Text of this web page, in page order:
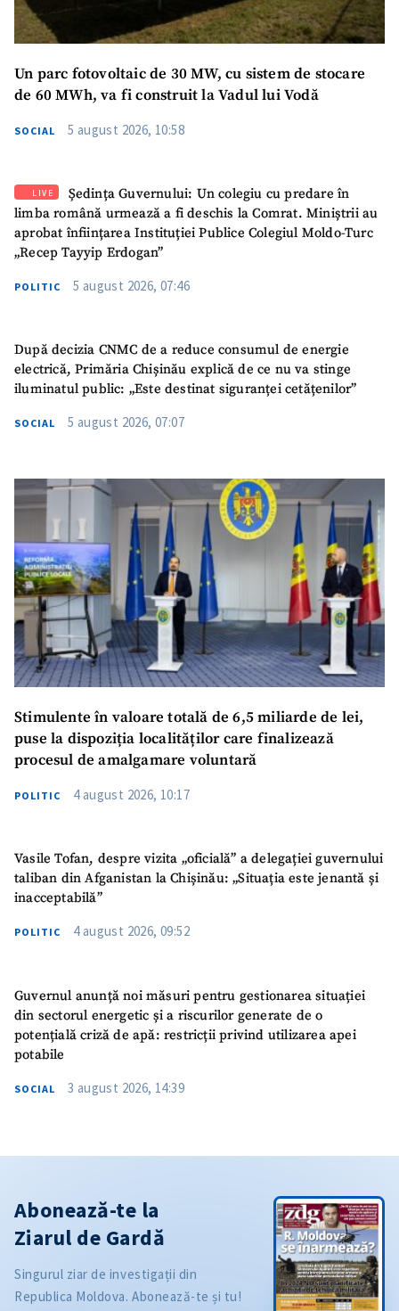
Un parc fotovoltaic de 30 MW, cu sistem de stocare
de 60 MWh, va fi construit la Vadul lui Vodă
SOCIAL 5 august 2026, 10:58
LIVE
Ședința Guvernului: Un colegiu cu predare în
limba română urmează a fi deschis la Comrat. Miniștrii au
aprobat înființarea Instituției Publice Colegiul Moldo-Turc
„Recep Tayyip Erdogan”
POLITIC 5 august 2026, 07:46
După decizia CNMC de a reduce consumul de energie
electrică, Primăria Chișinău explică de ce nu va stinge
iluminatul public: „Este destinat siguranței cetățenilor”
SOCIAL 5 august 2026, 07:07
Stimulente în valoare totală de 6,5 miliarde de lei,
puse la dispoziția localităților care finalizează
procesul de amalgamare voluntară
POLITIC 4 august 2026, 10:17
Vasile Tofan, despre vizita „oficială” a delegației guvernului
taliban din Afganistan la Chișinău: „Situația este jenantă și
inacceptabilă”
POLITIC 4 august 2026, 09:52
Guvernul anunță noi măsuri pentru gestionarea situației
din sectorul energetic și a riscurilor generate de o
potențială criză de apă: restricții privind utilizarea apei
potabile
SOCIAL 3 august 2026, 14:39
Abonează-te la
Ziarul de Gardă
Singurul ziar de investigații din
Republica Moldova. Abonează-te și tu!